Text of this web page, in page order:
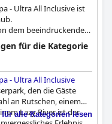
- Ultra All Inclusive ist
dem beeindruckenden
sein. Mit 3
2 geschlossenen
von Kinderrutschen
mit der Schatzinsel
größte Kinderbecken
Rutschen und
Oktopus'-
und einem Wrackschiff.
für die Kategorie
- Ultra All Inclusive
den die Gäste
an Rutschen, einem
Lazy River ist der
alle Kategorien lesen